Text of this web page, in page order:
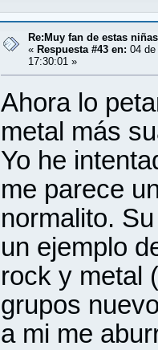
Re:Muy fan de estas
« Respuesta #43 en: 04
17:30:01 »
Ahora lo
metal más
Yo he
me parece
normalito.
un ejemplo
rock y metal
grupos
a mi me